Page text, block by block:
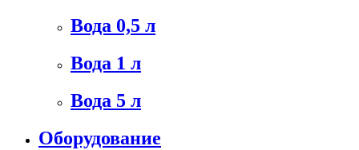
Вода 0,5 л
Вода 1 л
Вода 5 л
Оборудование